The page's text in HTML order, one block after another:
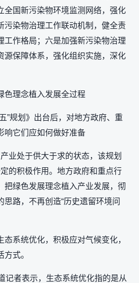
全国新污染物环境监测网络，强化
污染物治理工作联动机制，健全责
工作格局；六是加强新污染物治理
源保障体系，强化组织实施，深化
色理念植入发展全过程
”规划》出台后，对地方政府、重
响它们应如何做好准备
业处于供大于求的状态，该规划
的积极作用。地方政府和重点行
把绿色发展理念植入产业发展，彻
思路，不再创造“历史遗留环境问
系统优化，积极应对气候变化，
式。
记者表示，生态系统优化指的是从